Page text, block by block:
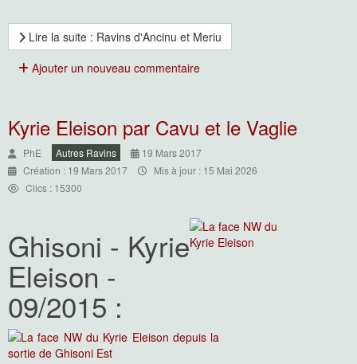
Lire la suite : Ravins d'Ancinu et Meriu
Ajouter un nouveau commentaire
Kyrie Eleison par Cavu et le Vaglie
PhE Autres Ravins
19 Mars 2017
Création : 19 Mars 2017
Mis à jour : 15 Mai 2026
Clics : 15300
Ghisoni - Kyrie
Eleison -
09/2015 :